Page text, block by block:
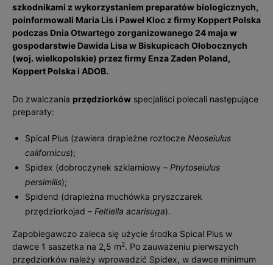
szkodnikami z wykorzystaniem preparatów biologicznych,
poinformowali Maria Lis i Paweł Kloc z firmy Koppert Polska
podczas Dnia Otwartego zorganizowanego 24 maja w
gospodarstwie Dawida Lisa w Biskupicach Ołobocznych
(woj. wielkopolskie) przez firmy Enza Zaden Poland,
Koppert Polska i ADOB.
Do zwalczania przędziorków specjaliści polecali następujące
preparaty:
Spical Plus (zawiera drapieżne roztocze Neoseiulus
californicus);
Spidex (dobroczynek szklarniowy – Phytoseiulus
persimilis);
Spidend (drapieżna muchówka pryszczarek
przędziorkojad – Feltiella acarisuga).
Zapobiegawczo zaleca się użycie środka Spical Plus w
dawce 1 saszetka na 2,5 m2. Po zauważeniu pierwszych
przędziorków należy wprowadzić Spidex, w dawce minimum